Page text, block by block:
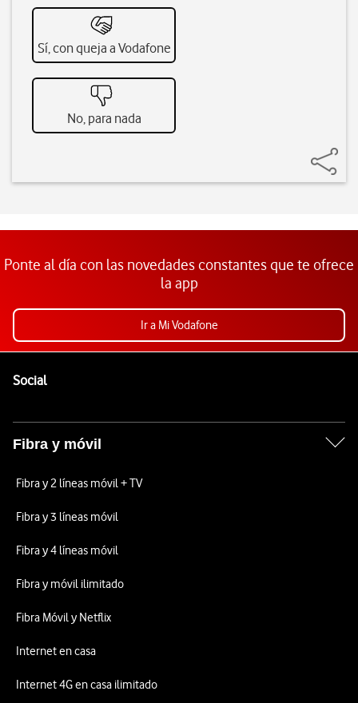
Sí, con queja a Vodafone
No, para nada
Ponte al día con las novedades constantes que te ofrece
la app
Ir a Mi Vodafone
SocialEnlaces a las redes sociales de Vodafone
Fibra y móvil
Fibra y 2 líneas móvil + TV
Fibra y 3 líneas móvil
Fibra y 4 líneas móvil
Fibra y móvil ilimitado
Fibra Móvil y Netflix
Internet en casa
Internet 4G en casa ilimitado